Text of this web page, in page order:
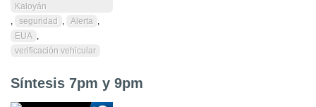
Kaloyán
,
seguridad , Alerta ,
EUA ,
verificación vehicular
Síntesis 7pm y 9pm